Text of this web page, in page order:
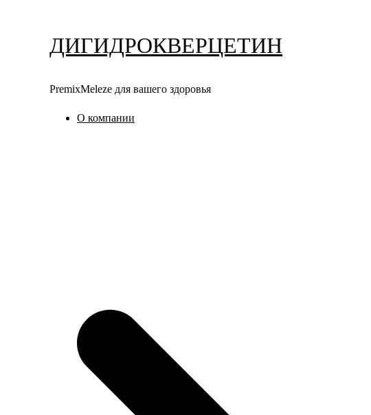
содержимомуДИГИДРОКВЕРЦЕТИН
PremixMeleze для вашего здоровья
О компании